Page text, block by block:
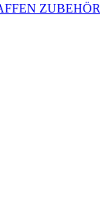
ZUBEHÖR